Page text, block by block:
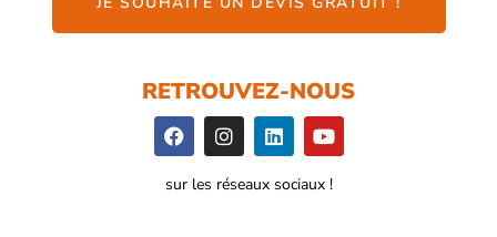
RETROUVEZ-NOUS
sur les réseaux sociaux !